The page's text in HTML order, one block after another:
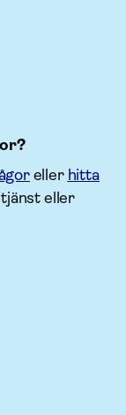
eller hitta
eller